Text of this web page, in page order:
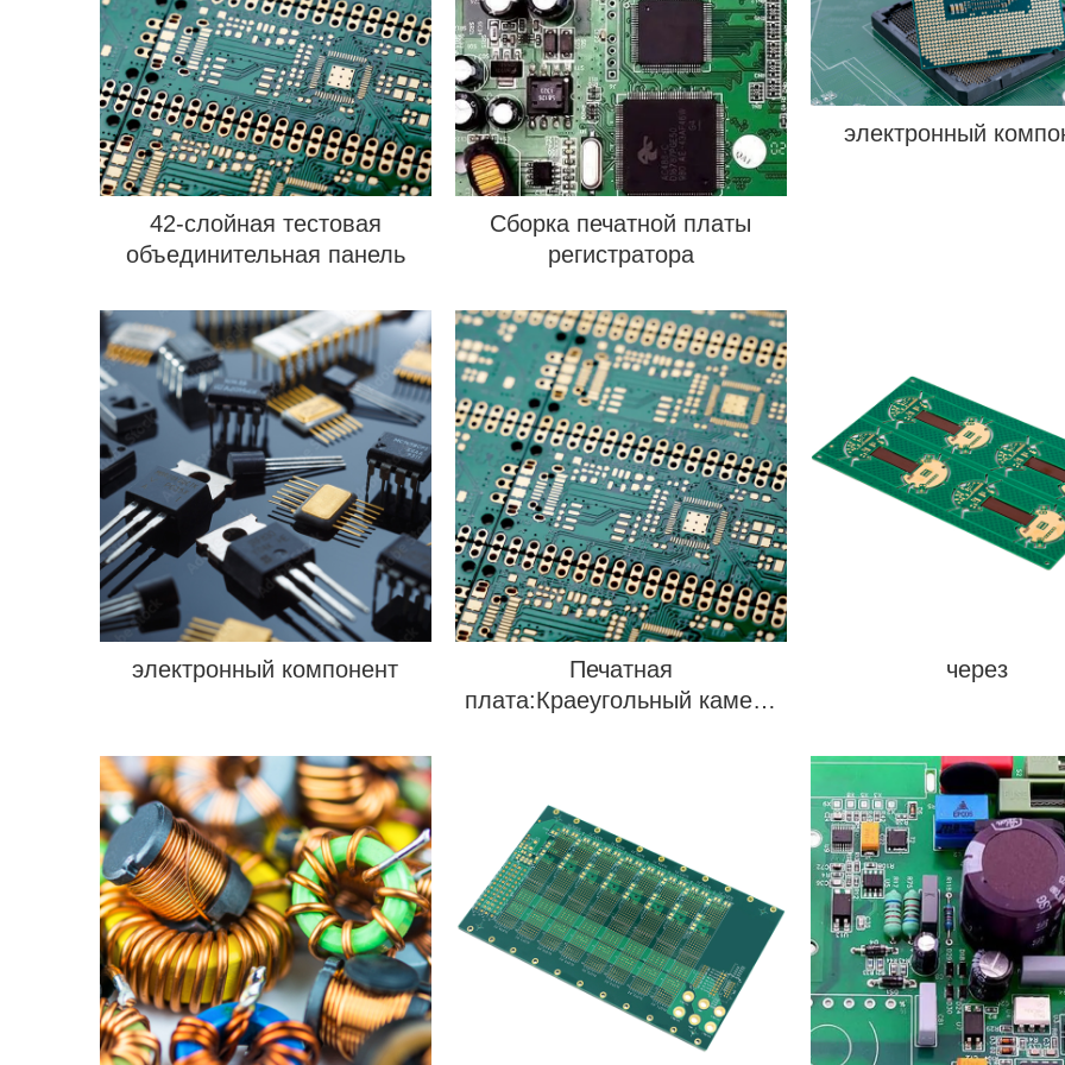
42-слойная тестовая
объединительная панель
Сборка печатной платы
регистратора
электронный
электронный компонент
Печатная
плата:Краеугольный камень
через